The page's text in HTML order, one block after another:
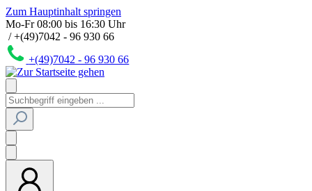
Zum Hauptinhalt springen
Mo-Fr 08:00 bis 16:30 Uhr
/ +(49)7042 - 96 930 66
+(49)7042 - 96 930 66